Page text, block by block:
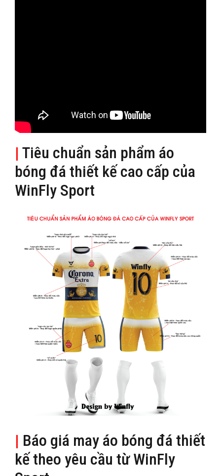
| Tiêu chuẩn sản phẩm áo
bóng đá thiết kế cao cấp của
WinFly Sport
| Báo giá may áo bóng đá thiết
kế theo yêu cầu từ WinFly